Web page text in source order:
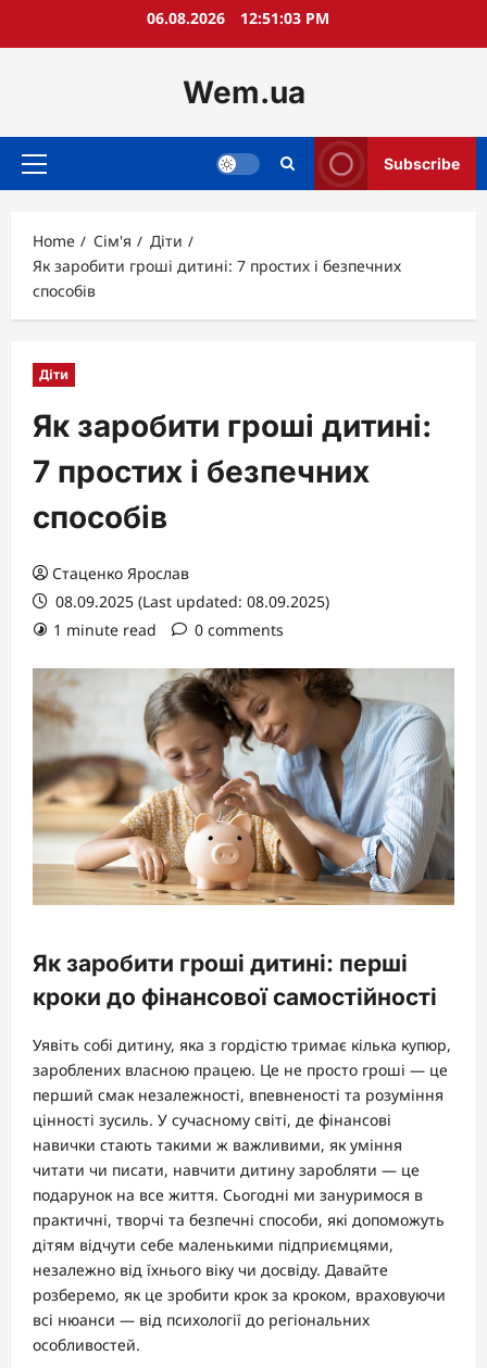
06.08.2026 12:51:04 PM
Wem.ua
Primary
Subscribe
Home Сім'я
Діти
Як заробити гроші дитині: 7 простих і безпечних
способів
Діти
Як заробити гроші дитині:
7 простих і безпечних
способів
Стаценко Ярослав
08.09.2025 (Last updated: 08.09.2025)
1 minute read
0 comments
Як заробити гроші дитині: перші
кроки до фінансової самостійності
Уявіть собі дитину, яка з гордістю тримає кілька купюр,
зароблених власною працею. Це не просто гроші — це
перший смак незалежності, впевненості та розуміння
цінності зусиль. У сучасному світі, де фінансові
навички стають такими ж важливими, як уміння
читати чи писати, навчити дитину заробляти — це
подарунок на все життя. Сьогодні ми зануримося в
практичні, творчі та безпечні способи, які допоможуть
дітям відчути себе маленькими підприємцями,
незалежно від їхнього віку чи досвіду. Давайте
розберемо, як це зробити крок за кроком, враховуючи
всі нюанси — від психології до регіональних
особливостей.